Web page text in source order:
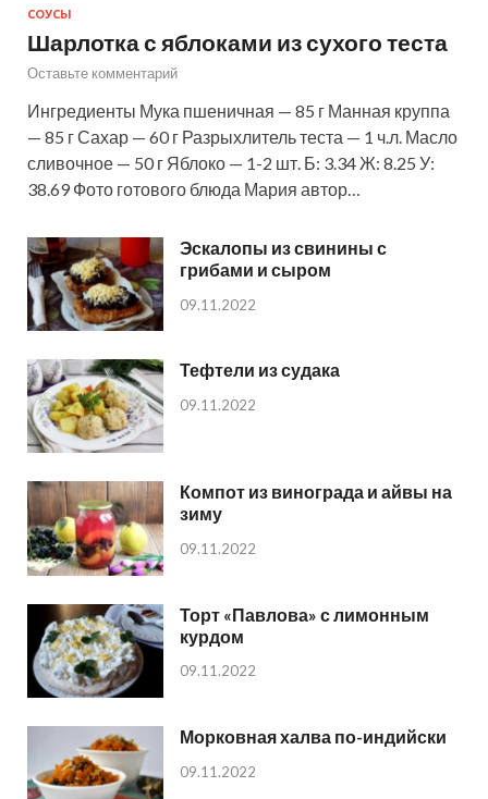
СОУСЫ
Шарлотка с яблоками из сухого теста
Оставьте комментарий
Ингредиенты Мука пшеничная — 85 г Манная круппа
— 85 г Сахар — 60 г Разрыхлитель теста — 1 ч.л. Масло
сливочное — 50 г Яблоко — 1-2 шт. Б: 3.34 Ж: 8.25 У:
38.69 Фото готового блюда Мария автор…
Эскалопы из свинины с
грибами и сыром
09.11.2022
Тефтели из судака
09.11.2022
Компот из винограда и айвы на
зиму
09.11.2022
Торт «Павлова» с лимонным
курдом
09.11.2022
Морковная халва по-индийски
09.11.2022